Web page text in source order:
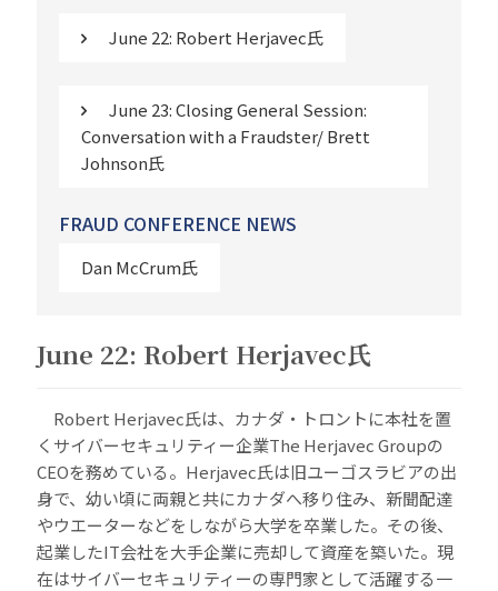
June 22: Robert Herjavec氏
June 23: Closing General Session:
Conversation with a Fraudster/ Brett
Johnson氏
FRAUD CONFERENCE NEWS
Dan McCrum氏
June 22: Robert Herjavec氏
Robert Herjavec氏は、カナダ・トロントに本社を置
くサイバーセキュリティー企業The Herjavec Groupの
CEOを務めている。Herjavec氏は旧ユーゴスラビアの出
身で、幼い頃に両親と共にカナダへ移り住み、新聞配達
やウエーターなどをしながら大学を卒業した。その後、
起業したIT会社を大手企業に売却して資産を築いた。現
在はサイバーセキュリティーの専門家として活躍する一